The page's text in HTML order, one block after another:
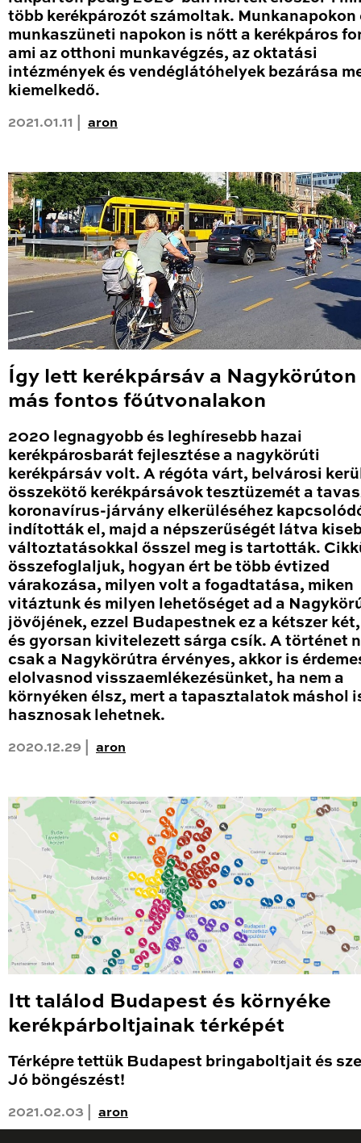
több kerékpározót számoltak. Munkanapokon
munkaszüneti napokon is nőtt a kerékpáros
ami az otthoni munkavégzés, az oktatási
intézmények és vendéglátóhelyek bezárása
kiemelkedő.
2021.01.11 | aron
Így lett kerékpársáv a Nagykörúton
más fontos főútvonalakon
2020 legnagyobb és leghíresebb hazai
kerékpárosbarát fejlesztése a nagykörúti
kerékpársáv volt. A régóta várt, belvárosi
összekötő kerékpársávok tesztüzemét a
koronavírus-járvány elkerüléséhez
indították el, majd a népszerűségét látva
változtatásokkal ősszel meg is tartották.
összefoglaljuk, hogyan ért be több évtized
várakozása, milyen volt a fogadtatása, miken
vitáztunk és milyen lehetőséget ad a
jövőjének, ezzel Budapestnek ez a kétszer
és gyorsan kivitelezett sárga csík. A történet
csak a Nagykörútra érvényes, akkor is
elolvasnod visszaemlékezésünket, ha nem a
környéken élsz, mert a tapasztalatok máshol
hasznosak lehetnek.
2020.12.29 | aron
Itt találod Budapest és környéke
kerékpárboltjainak térképét
Térképre tettük Budapest bringaboltjait és
Jó böngészést!
2021.02.03 | aron